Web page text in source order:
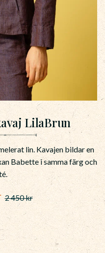
LilaBrun
lin. Kavajen bildar en
Babette i samma färg och
pris:
Ordinarie pris:
2 450kr